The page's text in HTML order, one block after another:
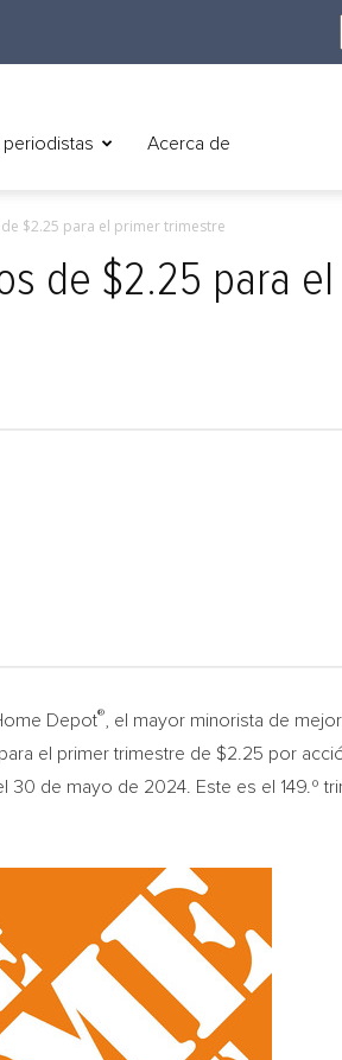
periodistas Acerca de
$2.25 para el primer trimestre
de $2.25 para
Depot®
, el mayor minorista de
el primer trimestre de $2.25 por
de mayo de 2024. Este es el 149.º